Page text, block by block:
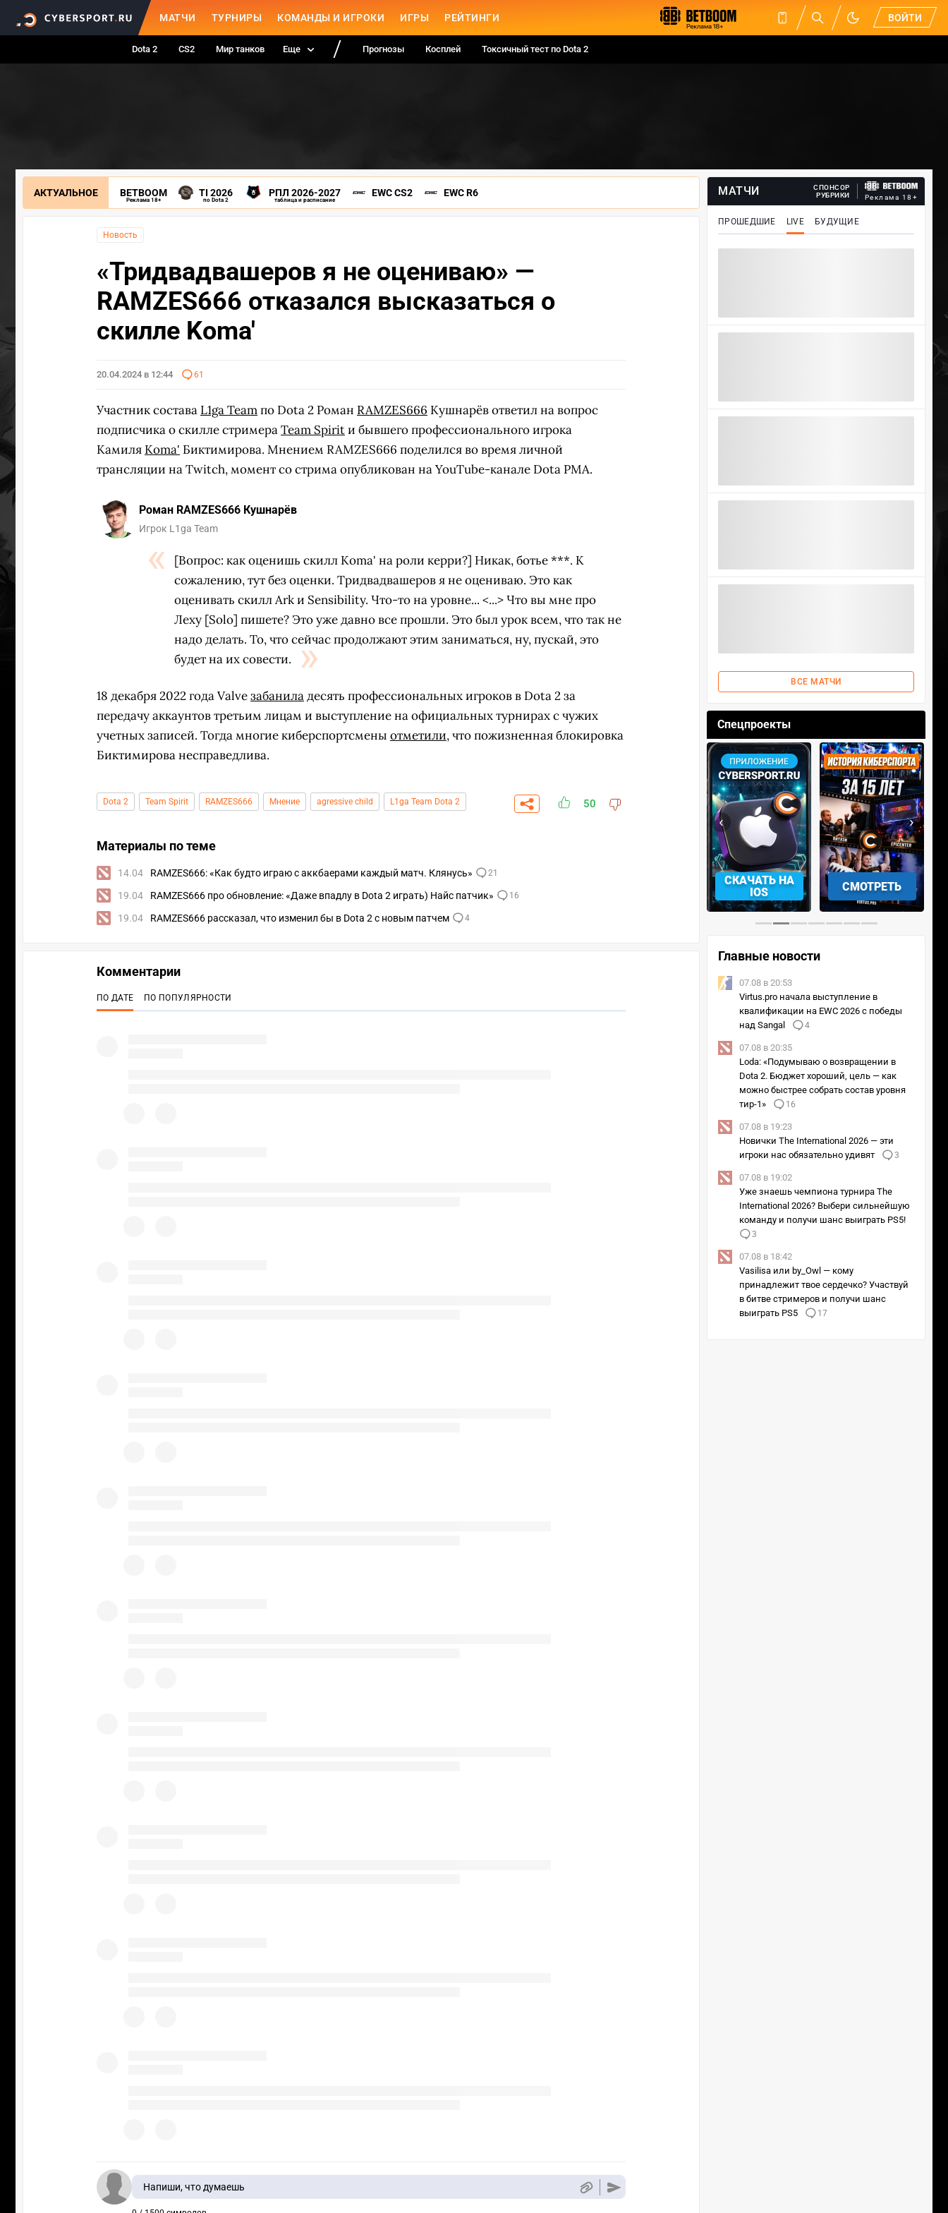
МАТЧИ ТУРНИРЫ КОМАНДЫ И ИГРОКИ ИГРЫ РЕЙТИНГИ ВОЙТИ
Dota 2 CS2 Мир танков Еще Прогнозы Косплей Токсичный тест по Dota 2
АКТУАЛЬНОЕ BETBOOM
Реклама 18+
TI 2026
по Dota 2
РПЛ 2026-2027
таблица и расписание
EWC CS2 EWC R6
Новость
«Тридвадвашеров я не оцениваю» —
RAMZES666 отказался высказаться о
скилле Koma'
20.04.2024 в 12:44 61
Участник состава L1ga Teamпо Dota 2 Роман RAMZES666 Кушнарёв ответил на вопрос
подписчика о скилле стримераTeam Spiritи бывшего профессионального игрока
Камиля Koma' Биктимирова. Мнением RAMZES666 поделился во время личной
трансляции на Twitch, момент со стрима опубликован на YouTube-канале Dota PMA.
Роман RAMZES666 Кушнарёв
Игрок L1ga Team
[Вопрос: как оценишь скилл Koma' на роли керри?] Никак, ботье ***. К
сожалению, тут без оценки. Тридвадвашеров я не оцениваю. Это как
оценивать скилл Ark и Sensibility. Что-то на уровне... <...> Что вы мне про
Леху [Solo] пишете? Это уже давно все прошли. Это был урок всем, что так не
надо делать. То, что сейчас продолжают этим заниматься, ну, пускай, это
будет на их совести.
18 декабря 2022 года Valveзабаниладесять профессиональных игроков в Dota 2 за
передачу аккаунтов третьим лицам и выступление на официальных турнирах с чужих
учетных записей. Тогда многие киберспортсмены отметили, что пожизненная блокировка
Биктимирова несправедлива.
Dota 2 Team Spirit RAMZES666 Мнение agressive child L1ga Team Dota 2 50
Материалы по теме
14.04 RAMZES666: «Как будто играю с аккбаерами каждый матч. Клянусь» 21
19.04 RAMZES666 про обновление: «Даже впадлу в Dota 2 играть) Найс патчик» 16
19.04 RAMZES666 рассказал, что изменил бы в Dota 2 с новым патчем 4
МАТЧИ
СПОНСОР
РУБРИКИ
Реклама 18+
ПРОШЕДШИЕ LIVE БУДУЩИЕ
ВСЕ МАТЧИ
Спецпроекты
ANDROID
СМОТРЕТЬ УЧАСТВОВАТЬ
‹ ›
Главные новости
07.08 в 20:53
Virtus.pro начала выступление в
квалификации на EWC 2026 с победы
над Sangal
4
07.08 в 20:35
Loda: «Подумываю о возвращении в
Dota 2. Бюджет хороший, цель — как
можно быстрее собрать состав уровня
тир-1»
16
07.08 в 19:23
Новички The International 2026 — эти
игроки нас обязательно удивят
3
07.08 в 19:02
Уже знаешь чемпиона турнира The
International 2026? Выбери сильнейшую
команду и получи шанс выиграть PS5!
3
07.08 в 18:42
Vasilisa или by_Owl — кому
принадлежит твое сердечко? Участвуй
в битве стримеров и получи шанс
выиграть PS5
17
Комментарии
ПО ДАТЕ ПО ПОПУЛЯРНОСТИ
Напиши, что думаешь